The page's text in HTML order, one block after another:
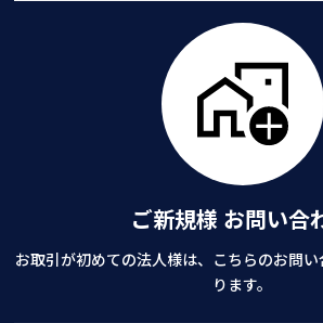
ご新規様 お問い合
お取引が初めての法人様は、こちらのお問
ります。